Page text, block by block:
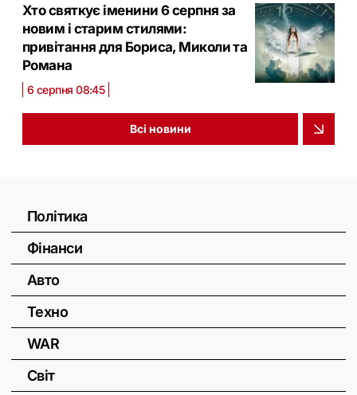
Хто святкує іменини 6 серпня за
новим і старим стилями:
привітання для Бориса, Миколи та
Романа
6 серпня 08:45
Всі новини
Політика
Фінанси
Авто
Техно
WAR
Світ